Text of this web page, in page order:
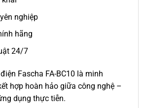
nghiệp
hãng
24/7
Fascha FA-BC10 là minh
hợp hoàn hảo giữa công nghệ –
dụng thực tiễn.